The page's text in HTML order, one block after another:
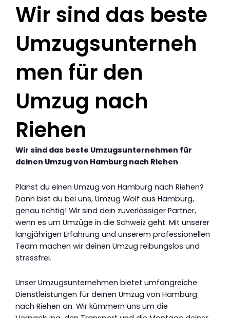
Wir sind das beste
Umzugsunterneh
men für den
Umzug nach
Riehen
Wir sind das beste Umzugsunternehmen für
deinen Umzug von Hamburg nach Riehen
Planst du einen Umzug von Hamburg nach Riehen?
Dann bist du bei uns, Umzug Wolf aus Hamburg,
genau richtig! Wir sind dein zuverlässiger Partner,
wenn es um Umzüge in die Schweiz geht. Mit unserer
langjährigen Erfahrung und unserem professionellen
Team machen wir deinen Umzug reibungslos und
stressfrei.
Unser Umzugsunternehmen bietet umfangreiche
Dienstleistungen für deinen Umzug von Hamburg
nach Riehen an. Wir kümmern uns um die